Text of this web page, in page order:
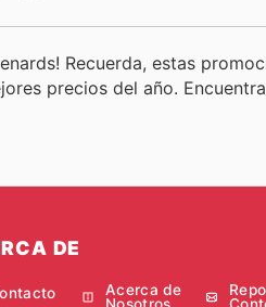
Recuerda, estas
precios del año.
DE
Acerca de